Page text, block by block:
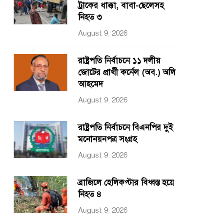
ট্রাকের ধাক্কা, বাবা-ছেলেসহ
নিহত ৩
August 9, 2026
রাষ্ট্রপতি নির্বাচনে ১১ দলীয়
জোটের প্রার্থী কর্নেল (অব.) অলি
আহমেদ
August 9, 2026
রাষ্ট্রপতি নির্বাচনে বিএনপির দুই
মনোনয়নপত্র সংগ্রহ
August 9, 2026
ব্রাজিলে হেলিকপ্টার বিধ্বস্ত হয়ে
নিহত ৪
August 9, 2026